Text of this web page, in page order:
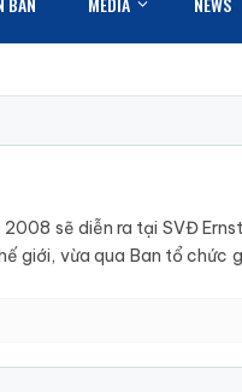
sẽ diễn ra tại SVĐ
giới, vừa qua Ban tổ chức